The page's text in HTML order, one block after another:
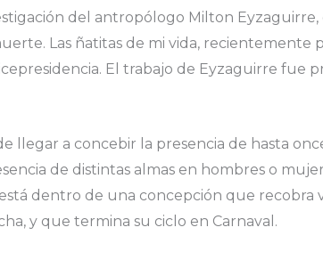
del antropólogo Milton Eyzaguirre,
Las ñatitas de mi vida,
El trabajo de Eyzaguirre fue
llegar a concebir la presencia de hasta
de distintas almas en hombres o
dentro de una concepción que recobra
y que termina su ciclo en Carnaval.